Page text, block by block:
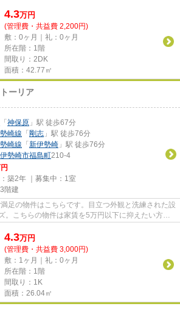
ス...
4.3万円
(管理費・共益費 2,200円)
敷：0ヶ月｜礼：0ヶ月
所在階：1階
間取り：2DK
面積：42.77㎡
ーリア
「 神保原 」駅 徒歩67分
崎線 「 剛志 」駅 徒歩76分
崎線 「 新伊勢崎 」駅 徒歩76分
伊勢崎市福島町210-4
築2年 ｜募集中： 1室
階建
足の物件はこちらです。目立つ外観と洗練された設
。こちらの物件は家賃を5万円以下に抑えたい方に
4.3万円
(管理費・共益費 3,000円)
敷：1ヶ月｜礼：0ヶ月
所在階：1階
間取り：1K
面積：26.04㎡